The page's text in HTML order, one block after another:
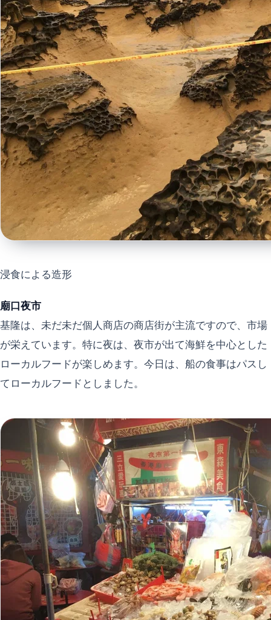
浸食による造形
廟口夜市
基隆は、未だ未だ個人商店の商店街が主流ですので、市場
が栄えています。特に夜は、夜市が出て海鮮を中心とした
ローカルフードが楽しめます。今日は、船の食事はパスし
てローカルフードとしました。